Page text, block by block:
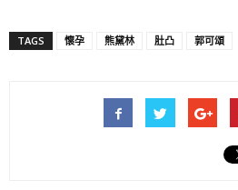
搜尋 Travel
TAGS 懷孕 熊黛林 肚凸 郭可頌